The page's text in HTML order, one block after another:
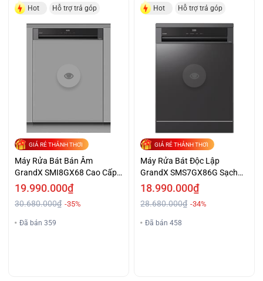
Hot Hỗ trợ trả góp
GIÁ RẺ THẢNH THƠI
Máy Rửa Bát Bán Âm
GrandX SMI8GX68 Cao Cấp
Giá Đại Chiến
19.990.000₫
30.680.000₫ -35%
Đã bán 359
Hot Hỗ trợ trả góp
GIÁ RẺ THẢNH THƠI
Máy Rửa Bát Độc Lập
GrandX SMS7GX86G Sạch
Khô Giá Sốc
18.990.000₫
28.680.000₫ -34%
Đã bán 458